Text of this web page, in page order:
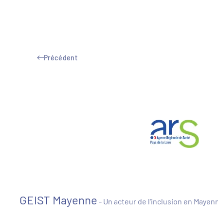
Précédent
GEIST Mayenne - Un acteur de l'inclusion en